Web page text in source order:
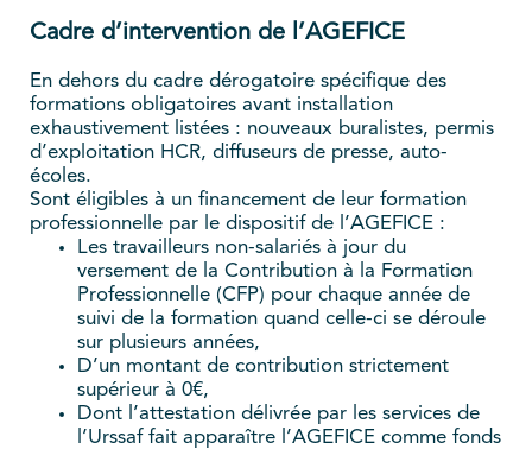
Cadre d’intervention de l’AGEFICE
En dehors du cadre dérogatoire spécifique des
formations obligatoires avant installation
exhaustivement listées : nouveaux buralistes, permis
d’exploitation HCR, diffuseurs de presse, auto-
écoles.
Sont éligibles à un financement de leur formation
professionnelle par le dispositif de l’AGEFICE :
Les travailleurs non-salariés à jour du
versement de la Contribution à la Formation
Professionnelle (CFP) pour chaque année de
suivi de la formation quand celle-ci se déroule
sur plusieurs années,
D’un montant de contribution strictement
supérieur à 0€,
Dont l’attestation délivrée par les services de
l’Urssaf fait apparaître l’AGEFICE comme fonds